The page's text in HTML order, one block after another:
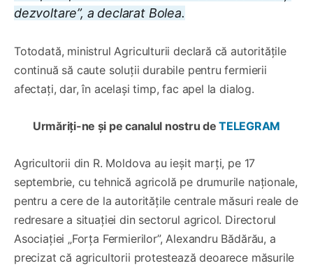
dezvoltare”, a declarat Bolea.
Totodată, ministrul Agriculturii declară că autoritățile
continuă să caute soluții durabile pentru fermierii
afectați, dar, în același timp, fac apel la dialog.
Urmăriți-ne și pe canalul nostru deTELEGRAM
Agricultorii din R. Moldova au ieșit marți, pe 17
septembrie, cu tehnică agricolă pe drumurile naționale,
pentru a cere de la autoritățile centrale măsuri reale de
redresare a situației din sectorul agricol. Directorul
Asociației „Forța Fermierilor”, Alexandru Bădărău, a
precizat că agricultorii protestează deoarece măsurile